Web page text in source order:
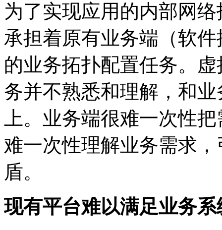
为了实现应用的内部网络
承担着原有业务端（软
的业务拓扑配置任务。
务并不熟悉和理解，
上。业务端很难一次性把
难一次性理解业务需求
盾。
现有平台难以满足业务